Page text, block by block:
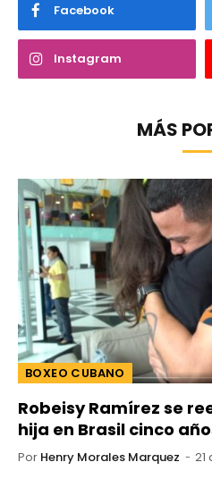
Facebook
Instagram
MÁS
BOXEO CUBANO
Robeisy Ramírez se
hija en Brasil cinco
Por Henry Morales Marquez